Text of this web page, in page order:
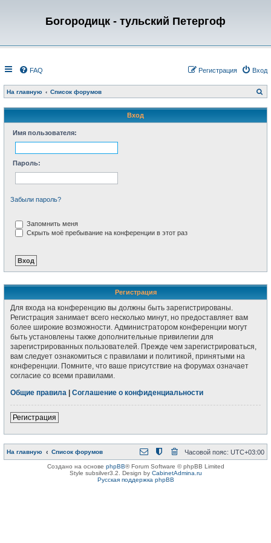
Богородицк - тульский Петергоф
FAQ Вход
Регистрация
На главную Список форумов
о
с
Вход
Имя пользователя:
Пароль:
Забыли пароль?
Запомнить меня
Скрыть моё пребывание на конференции в этот раз
Регистрация
Для входа на конференцию вы должны быть зарегистрированы.
Регистрация занимает всего несколько минут, но предоставляет вам
более широкие возможности. Администратором конференции могут
быть установлены также дополнительные привилегии для
зарегистрированных пользователей. Прежде чем зарегистрироваться,
вам следует ознакомиться с правилами и политикой, принятыми на
конференции. Помните, что ваше присутствие на форумах означает
согласие со всеми правилами.
Общие правила
Соглашение о конфиденциальности
Регистрация
На главную Список форумов Часовой пояс: UTC+03:00
Создано на основе phpBB® Forum Software © phpBB Limited
Style subsilver3.2. Design by CabinetAdmina.ru
Русская поддержка phpBB